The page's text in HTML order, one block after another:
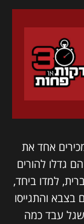
אחד את
גדלו להורים
למדו ביחד,
בצבא והתגייסו
8200 ו-81. אחרי שגל עבד כמה